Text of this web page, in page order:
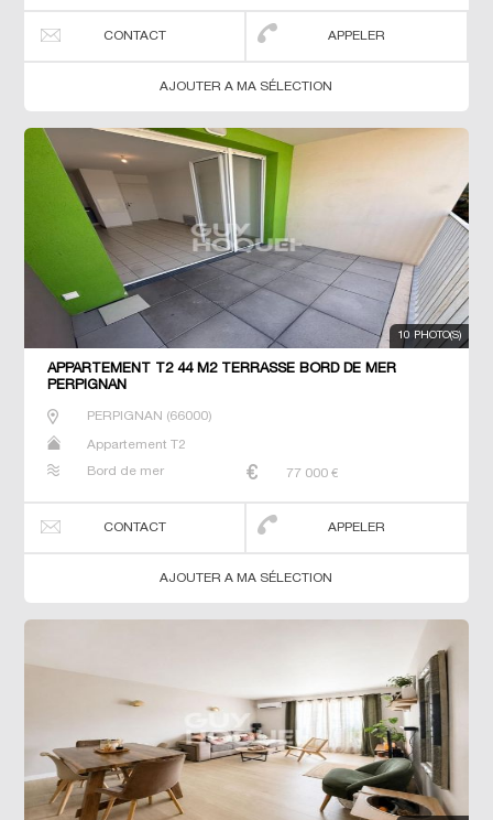
CONTACT APPELER
AJOUTER A MA SÉLECTION
10 PHOTO(S)
APPARTEMENT T2 44 M2 TERRASSE BORD DE MER
PERPIGNAN
PERPIGNAN (66000)
Appartement T2
Bord de mer 77 000 €
CONTACT APPELER
AJOUTER A MA SÉLECTION